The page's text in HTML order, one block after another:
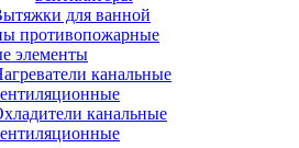
для ванной
противопожарные
элементы
канальные
канальные